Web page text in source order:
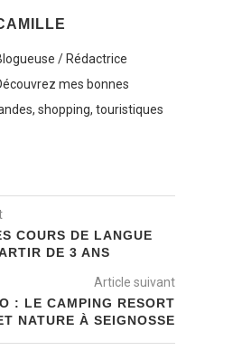
/ Rédactrice
mes bonnes
shopping, touristiques
COURS DE LANGUE
DE 3 ANS
Article suivant
: LE CAMPING RESORT
NATURE À SEIGNOSSE